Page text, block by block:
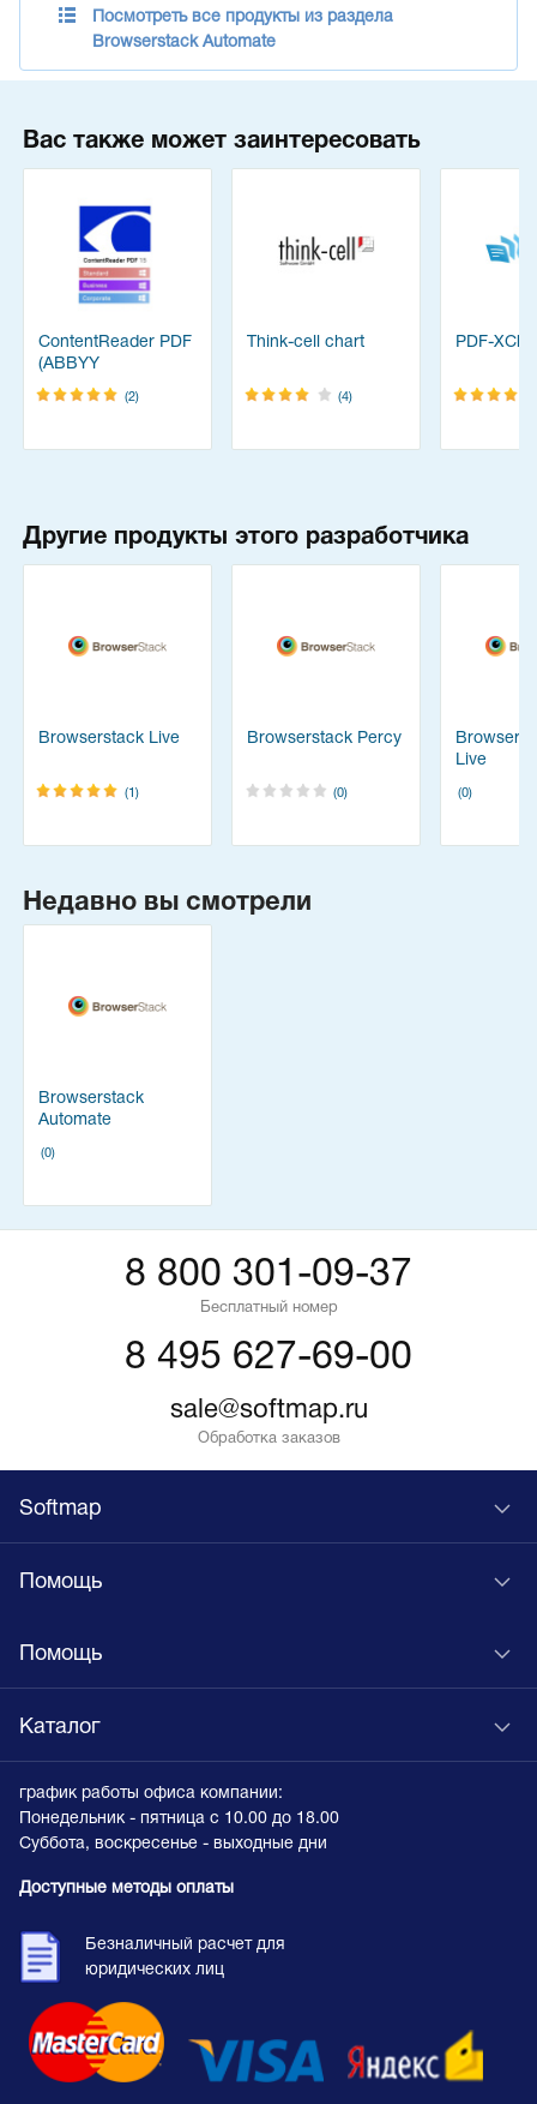
Посмотреть все продукты из раздела
Browserstack Automate
Вас также может заинтересовать
ContentReader PDF
(ABBYY
FineReader)
(2)
Think-cell chart
(4)
PDF-
Другие продукты этого разработчика
Browserstack Live
(1)
Browserstack Percy
(0)
Live
(0)
Недавно вы смотрели
Browserstack
Automate
(0)
8 800 301-09-37
Бесплатный номер
8 495 627-69-00
sale@softmap.ru
Обработка заказов
Softmap
Помощь
Помощь
Каталог
график работы офиса компании:
Понедельник - пятница с 10.00 до 18.00
Суббота, воскресенье - выходные дни
Доступные методы оплаты
Безналичный расчет для
юридических лиц